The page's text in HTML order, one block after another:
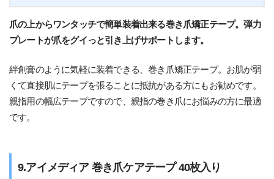
爪の上からワンタッチで簡単装着出来る巻き爪矯正テープ。弾力
プレートが爪をグイっと引き上げサポートします。
絆創膏のように気軽に装着できる、巻き爪矯正テープ。お肌が弱
くて直接肌にテープを張ることに抵抗がある方にもお勧めです。
親指用の幅広テープですので、親指の巻き爪にお悩みの方に最適
です。
9.アイメディア 巻き爪ケアテープ 40枚入り